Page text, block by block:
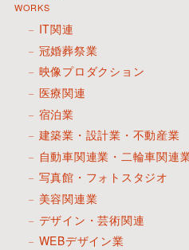
WORKS
IT関連
冠婚葬祭業
映像プロダクション
医療関連
宿泊業
建築業・設計業・不動産業
自動車関連業・二輪車関連
写真館・フォトスタジオ
美容関連業
デザイン・芸術関連
WEBデザイン業